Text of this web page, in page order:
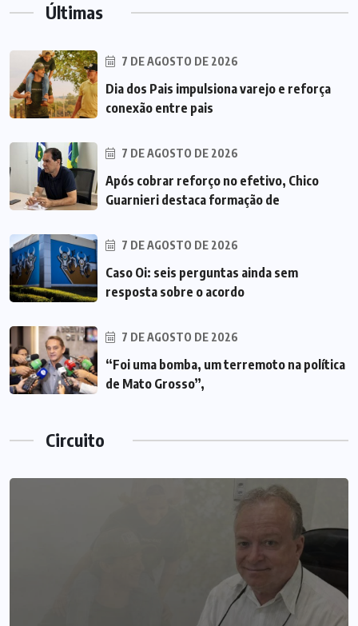
Últimas
7 DE AGOSTO DE 2026
Dia dos Pais impulsiona varejo e reforça
conexão entre pais
7 DE AGOSTO DE 2026
Após cobrar reforço no efetivo, Chico
Guarnieri destaca formação de
7 DE AGOSTO DE 2026
Caso Oi: seis perguntas ainda sem
resposta sobre o acordo
7 DE AGOSTO DE 2026
“Foi uma bomba, um terremoto na política
de Mato Grosso”,
Circuito